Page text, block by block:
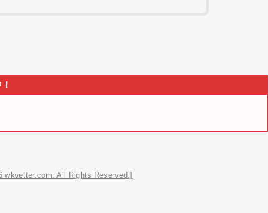
wkvetter.com. All Rights Reserved.]